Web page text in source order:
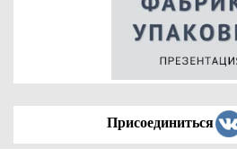
Присоединиться